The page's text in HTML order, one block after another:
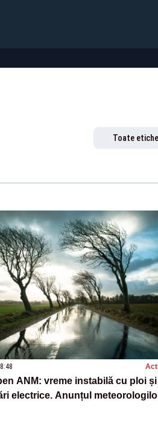
Toate
ANM: vreme instabilă cu ploi și
electrice. Anunțul